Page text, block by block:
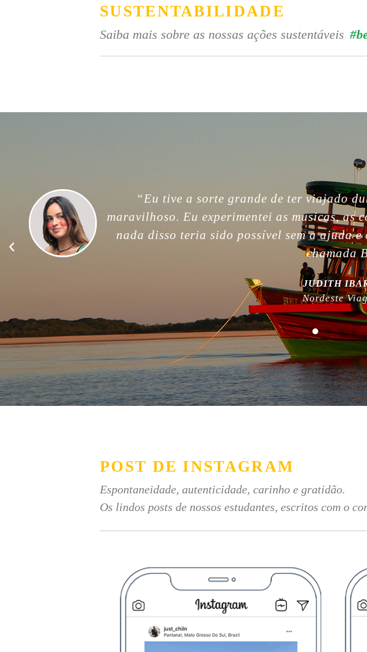
SUSTENTABILIDADE
Saiba mais sobre as nossas ações sustentáveis
“For me, this trip was unforgettable. So
memories. Thank you so much, the best week
good work! Plus,
MILLA
POST DE INSTAGRAM
Espontaneidade, autenticidade, carinho e gratidão.
Os lindos posts de nossos estudantes, escritos com o